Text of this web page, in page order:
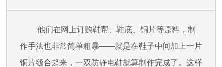
他们在网上订购鞋帮、鞋底、铜片等原料，制
作手法也非常简单粗暴——就是在鞋子中间加上一片
铜片缝合起来，一双防静电鞋就算制作完成了。这样